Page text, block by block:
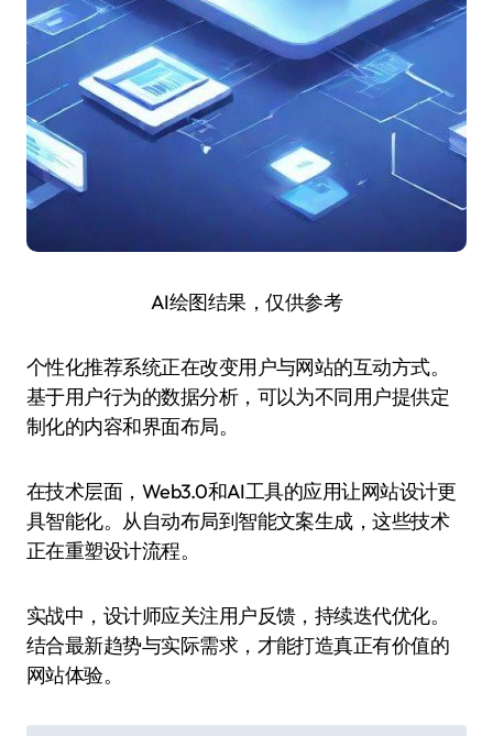
AI绘图结果，仅供参考
个性化推荐系统正在改变用户与网站的互动方式。
基于用户行为的数据分析，可以为不同用户提供定
制化的内容和界面布局。
在技术层面，Web3.0和AI工具的应用让网站设计更
具智能化。从自动布局到智能文案生成，这些技术
正在重塑设计流程。
实战中，设计师应关注用户反馈，持续迭代优化。
结合最新趋势与实际需求，才能打造真正有价值的
网站体验。